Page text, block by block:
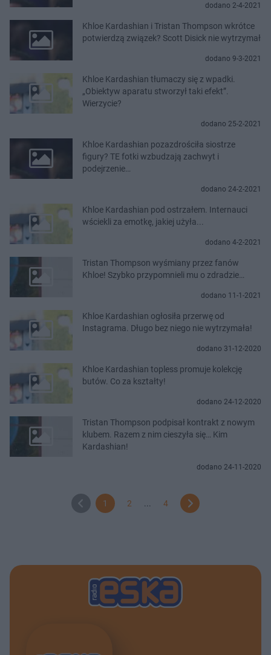
dodano 2-4-2021
Khloe Kardashian i Tristan Thompson wkrótce
potwierdzą związek? Scott Disick nie wytrzymał
dodano 9-3-2021
Khloe Kardashian tłumaczy się z wpadki.
„Obiektyw aparatu stworzył taki efekt”.
Wierzycie?
dodano 25-2-2021
Khloe Kardashian pozazdrościła siostrze
figury? TE fotki wzbudzają zachwyt i
podejrzenie…
dodano 24-2-2021
Khloe Kardashian pod ostrzałem. Internauci
wściekli za emotkę, jakiej użyła...
dodano 4-2-2021
Tristan Thompson wyśmiany przez fanów
Khloe! Szybko przypomnieli mu o zdradzie…
dodano 11-1-2021
Khloe Kardashian ogłosiła przerwę od
Instagrama. Długo bez niego nie wytrzymała!
dodano 31-12-2020
Khloe Kardashian topless promuje kolekcję
butów. Co za kształty!
dodano 24-12-2020
Tristan Thompson podpisał kontrakt z nowym
klubem. Razem z nim cieszyła się… Kim
Kardashian!
dodano 24-11-2020
1 2 4